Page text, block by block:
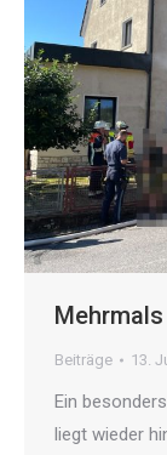
Beiträge 13.
Ein
liegt wieder